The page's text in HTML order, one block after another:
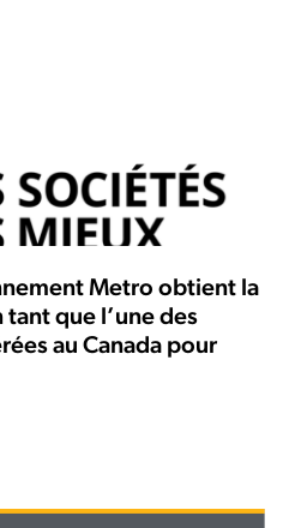
Metro obtient la
tant que l’une des
au Canada pour